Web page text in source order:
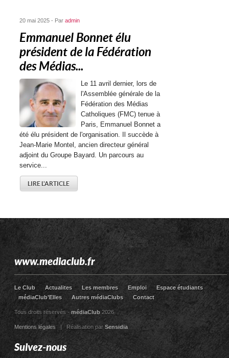
20 mai 2025 - Paradmin
Emmanuel Bonnet élu
président de la Fédération
des Médias...
Le 11 avril dernier, lors de
l'Assemblée générale de la
Fédération des Médias
Catholiques (FMC) tenue à
Paris, Emmanuel Bonnet a
été élu président de l'organisation. Il succède à
Jean-Marie Montel, ancien directeur général
adjoint du Groupe Bayard. Un parcours au
service...
LIRE L'ARTICLE
www.mediaclub.fr
Le Club Actualites Les membres Emploi
Espace étudiants
médiaClub’Elles
Autres médiaClubs Contact
Tous droits réservés -médiaClub 2026
Mentions légales| Réalisation parSensidia
Suivez-nous